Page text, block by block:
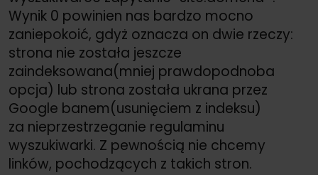
Wynik 0 powinien nas bardzo mocno
zaniepokoić, gdyż oznacza on dwie rzeczy:
strona nie została jeszcze
zaindeksowana(mniej prawdopodnoba
opcja) lub strona została ukrana przez
Google banem(usunięciem z indeksu)
za nieprzestrzeganie regulaminu
wyszukiwarki. Z pewnością nie chcemy
linków, pochodzących z takich stron.